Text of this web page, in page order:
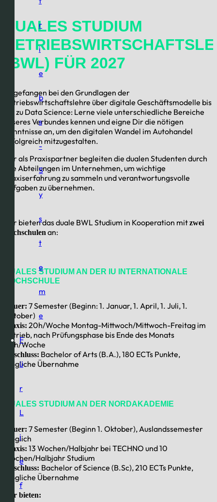
r
i
e
b
s
-
S
y
s
t
e
m
e
F
ü
r
L
i
e
f
DUALES STUDIUM
(BWL) FÜR 2027
Angefangen bei den Grundlagen der
Betriebswirtschaftslehre über digitale Geschäftsmodelle bis
hin zu Data Science: Lerne viele unterschiedliche Bereiche
unseres Verbundes kennen und eigne Dir die nötigen
Kenntnisse an, um den digitalen Wandel im Autohandel
erfolgreich mitzugestalten.
Wir als Praxispartner begleiten die dualen Studenten durch
alle Abteilungen im Unternehmen, um wichtige
Praxiserfahrung zu sammeln und verantwortungsvolle
Aufgaben zu übernehmen.
Wir bieten das duale BWL Studium in Kooperation mitzwei
Hochschulen an:
DUALES STUDIUM AN DER IU INTERNATIONALE
HOCHSCHULE
Dauer: 7 Semester (Beginn: 1. Januar, 1. April, 1. Juli, 1.
Oktober)
Praxis: 20h/Woche Montag-Mittwoch/Mittwoch-Freitag im
Betrieb, nach Prüfungsphase bis Ende des Monats
40h/Woche
Abschluss: Bachelor of Arts (B.A.), 180 ECTs Punkte,
mögliche Übernahme
DUALES STUDIUM AN DER NORDAKADEMIE
Dauer: 7 Semester (Beginn 1. Oktober), Auslandssemester
möglich
Praxis: 13 Wochen/Halbjahr bei TECHNO und 10
Wochen/Halbjahr Studium
Abschluss: Bachelor of Science (B.Sc), 210 ECTs Punkte,
mögliche Übernahme
Wir bieten: